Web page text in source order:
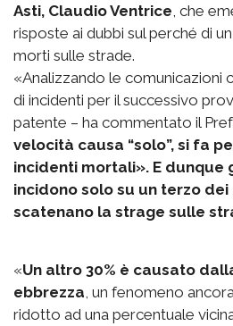
Asti, Claudio Ventrice , che
risposte ai dubbi sul perché di
morti sulle strade.
«Analizzando le comunicazioni
di incidenti per il successivo
patente – ha commentato il
velocità causa “solo”, si fa
incidenti mortali». E dunque
incidono solo su un terzo dei
scatenano la strage sulle
«Un altro 30% è causato
ebbrezza , un fenomeno
ridotto ad una percentuale